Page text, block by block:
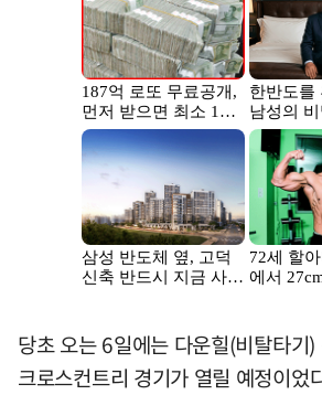
당초 오는 6일에는 다운힐(비탈타기
크로스컨트리 경기가 열릴 예정이었